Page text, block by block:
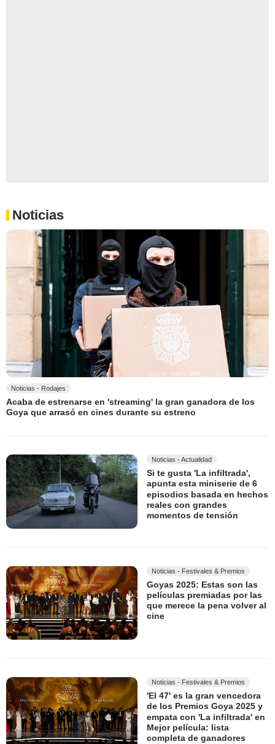
Noticias
Noticias - Rodajes
Acaba de estrenarse en 'streaming' la gran ganadora de los
Goya que arrasó en cines durante su estreno
Noticias - Actualidad
Si te gusta 'La infiltrada',
apunta esta miniserie de 6
episodios basada en hechos
reales con grandes
momentos de tensión
Noticias - Festivales & Premios
Goyas 2025: Estas son las
películas premiadas por las
que merece la pena volver al
cine
Noticias - Festivales & Premios
'El 47' es la gran vencedora
de los Premios Goya 2025 y
empata con 'La infiltrada' en
Mejor película: lista
completa de ganadores